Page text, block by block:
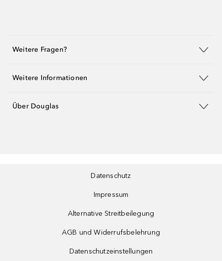
Weitere Fragen?
Weitere Informationen
Über Douglas
Datenschutz
Impressum
Alternative Streitbeilegung
AGB und Widerrufsbelehrung
Datenschutzeinstellungen